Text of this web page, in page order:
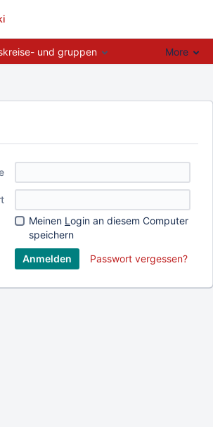
und gruppen More
Meinen L ogin an diesem Computer
speichern
Passwort vergessen?